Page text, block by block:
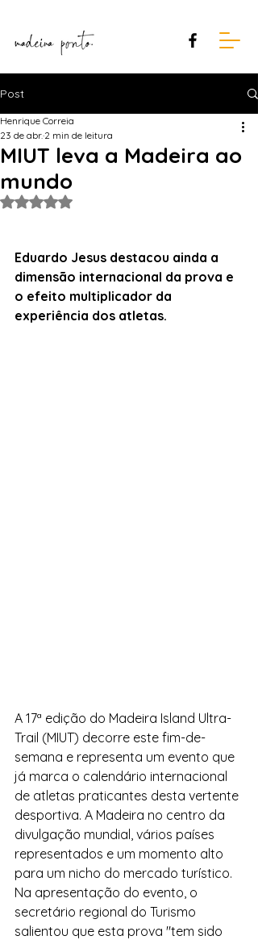
Post
MIUT leva a Madeira ao
mundo
Henrique Correia
23 de abr. 2 min de leitura
Avaliado com NaN de 5 estrelas.
Eduardo Jesus destacou ainda a
dimensão internacional da prova e
o efeito multiplicador da
experiência dos atletas.
A 17ª edição do Madeira Island Ultra-
Trail (MIUT) decorre este fim-de-
semana e representa um evento que
já marca o calendário internacional
de atletas praticantes desta vertente
desportiva. A Madeira no centro da
divulgação mundial, vários países
representados e um momento alto
para um nicho do mercado turístico.
Na apresentação do evento, o
secretário regional do Turismo
salientou que esta prova "tem sido